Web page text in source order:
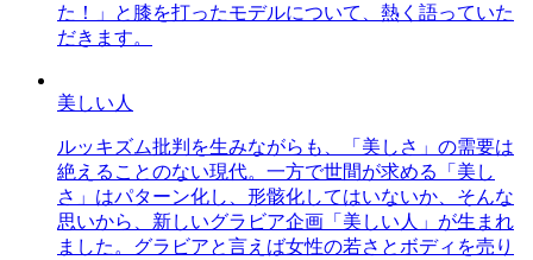
た！」と膝を打ったモデルについて、熱く語っていた
だきます。
美しい人
ルッキズム批判を生みながらも、「美しさ」の需要は
絶えることのない現代。一方で世間が求める「美し
さ」はパターン化し、形骸化してはいないか、そんな
思いから、新しいグラビア企画「美しい人」が生まれ
ました。グラビアと言えば女性の若さとボディを売り